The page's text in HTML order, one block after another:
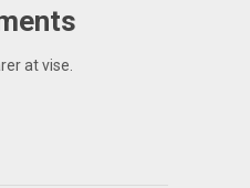
at vise.